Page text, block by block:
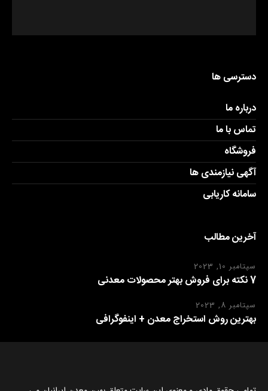
دسترسی ها
درباره ما
تماس با ما
فروشگاه
آگهی نیازمندی ها
سامانه کاریابی
آخرین مطالب
سپتامبر 10, 2023
7 نکته برای فروش بهتر محصولات معدنی
سپتامبر 8, 2023
بهترین روش استخراج معدن + اینفوگرافی